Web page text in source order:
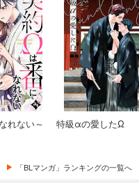
れない～
特級αの愛したΩ
「BLマンガ」ランキングの一覧へ